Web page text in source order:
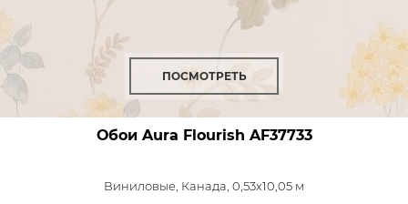
ПОСМОТРЕТЬ
Обои Aura Flourish AF37733
Виниловые, Канада, 0,53x10,05 м